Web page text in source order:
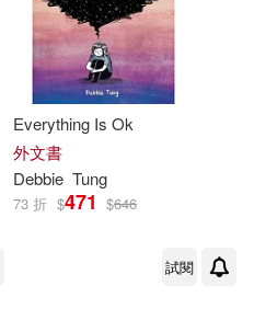
可海外宅配(5)
Everything Is Ok
外文書
Debbie Tung
73 折 $471 $646
試閱